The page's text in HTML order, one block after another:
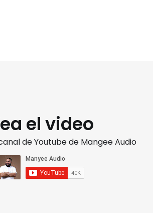
el video
de Youtube de Mangee Audio